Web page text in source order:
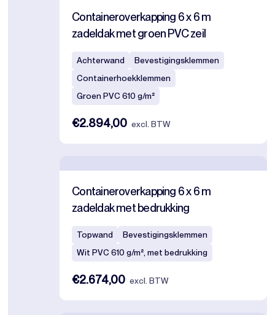
Containeroverkapping 6 x 6 m
zadeldak met groen PVC zeil
Achterwand
Bevestigingsklemmen
Containerhoekklemmen
Groen PVC 610 g/m²
€2.894,00 excl. BTW
Containeroverkapping 6 x 6 m
zadeldak met bedrukking
Topwand
Bevestigingsklemmen
Wit PVC 610 g/m², met bedrukking
€2.674,00 excl. BTW